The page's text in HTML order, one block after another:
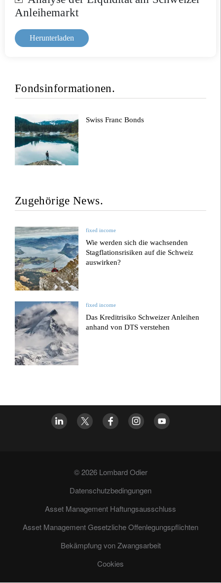
Anleihemarkt
Herunterladen
Fondsinformationen.
Swiss Franc Bonds
Zugehörige News.
fixed income
Wie werden sich die wachsenden
Stagflationsrisiken auf die Schweiz
auswirken?
fixed income
Das Kreditrisiko Schweizer Anleihen
anhand von DTS verstehen
© 2026 Lombard Odier
Datenschutzbedingungen
Asset Management Haftungsausschluss
Asset Management Gesetzliche Offenlegungspflichten
Bekämpfung von Zwangsarbeit
Cookies